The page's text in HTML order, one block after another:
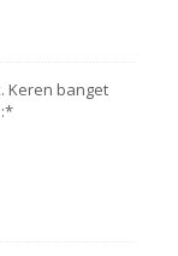
Keren banget